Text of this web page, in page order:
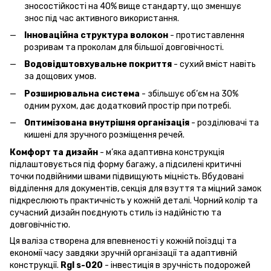
зносостійкості на 40% вище стандарту, що зменшує
знос під час активного використання.
Інноваційна структура волокон - протиставлення
розривам та проколам для більшої довговічності.
Водовідштовхувальне покриття - сухий вміст навіть
за дощових умов.
Розширювальна система - збільшує об’єм на 30%
одним рухом, дає додатковий простір при потребі.
Оптимізована внутрішня організація - розділювачі та
кишені для зручного розміщення речей.
Комфорт та дизайн - м’яка адаптивна конструкція
підлаштовується під форму багажу, а підсилені критичні
точки подвійними швами підвищують міцність. Вбудовані
відділення для документів, секція для взуття та міцний замок
підкреслюють практичність у кожній деталі. Чорний колір та
сучасний дизайн поєднують стиль із надійністю та
довговічністю.
Ця валіза створена для впевненості у кожній поїздці та
економії часу завдяки зручній організації та адаптивній
конструкції. Rgl s-020 - інвестиція в зручність подорожей